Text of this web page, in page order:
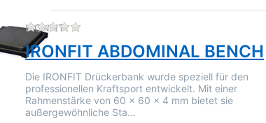
IRONFIT Zu diesem Produkt liegen noch
IRONFIT ABDOMINAL BENCH
Die IRONFIT Drückerbank wurde speziell für den
professionellen Kraftsport entwickelt. Mit einer
Rahmenstärke von 60 x 60 x 4 mm bietet sie
außergewöhnliche Sta…